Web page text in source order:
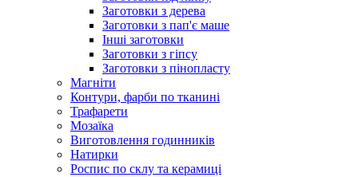
Заготовки з дерева
Заготовки з пап'є маше
Інші заготовки
Заготовки з гіпсу
Заготовки з пінопласту
Магніти
Контури, фарби по тканині
Трафарети
Мозаїка
Виготовлення годинників
Натирки
Роспис по склу та керамиці